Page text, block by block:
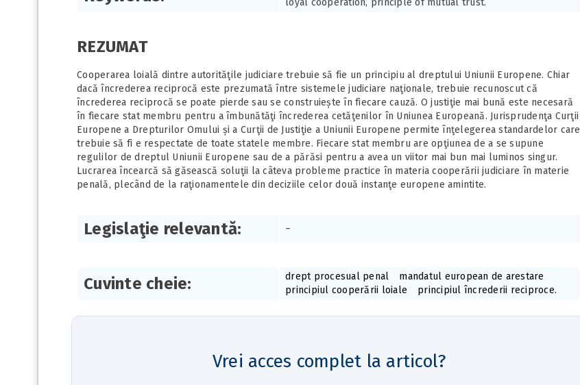
loyal cooperation, principle of mutual trust.
REZUMAT
Cooperarea loială dintre autorităţile judiciare trebuie să fie un principiu al dreptului Uniunii Europene. Chiar
dacă încrederea reciprocă este prezumată între sistemele judiciare naţionale, trebuie recunoscut că
încrederea reciprocă se poate pierde sau se construiește în fiecare cauză. O justiţie mai bună este necesară
în fiecare stat membru pentru a îmbunătăţi încrederea cetăţenilor în Uniunea Europeană. Jurisprudenţa Curţii
Europene a Drepturilor Omului și a Curţii de Justiţie a Uniunii Europene permite înţelegerea standardelor care
trebuie să fi e respectate de toate statele membre. Fiecare stat membru are opţiunea de a se supune
regulilor de dreptul Uniunii Europene sau de a părăsi pentru a avea un viitor mai bun mai luminos singur.
Lucrarea încearcă să găsească soluţii la câteva probleme practice în materia cooperării judiciare în materie
penală, plecând de la raţionamentele din deciziile celor două instanţe europene amintite.
Legislaţie relevantă: –
Cuvinte cheie: drept procesual penal
mandatul european de arestare
principiul cooperării loiale
principiul încrederii reciproce.
Vrei acces complet la articol?